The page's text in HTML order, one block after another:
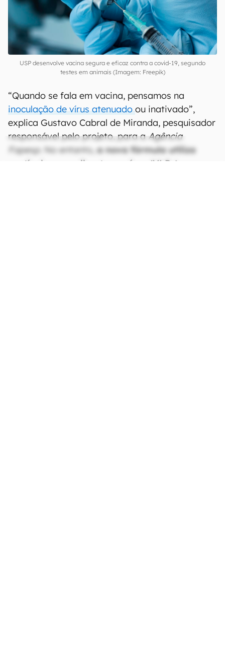
USP desenvolve vacina segura e eficaz contra a covid-19, segundo
testes em animais (Imagem: Freepik)
“Quando se fala em vacina, pensamos na
inoculação de vírus atenuado ou inativado”,
explica Gustavo Cabral de Miranda, pesquisador
responsável pelo projeto, para a Agência
Fapesp. No entanto,a nova fórmula utiliza
partículas semelhantes a vírus (VLPs)